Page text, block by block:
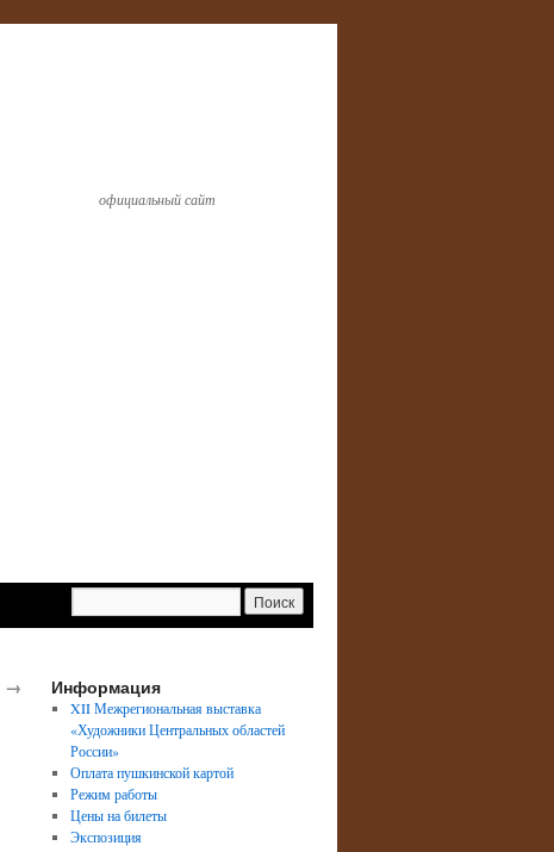
официальный сайт
→ Информация
XII Межрегиональная выставка
«Художники Центральных областей
России»
Оплата пушкинской картой
Режим работы
Цены на билеты
Экспозиция